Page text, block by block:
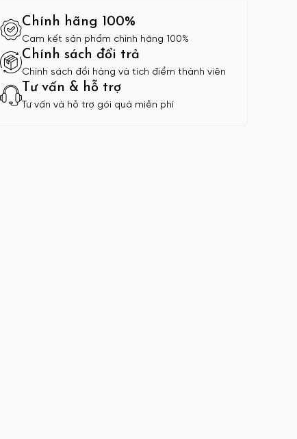
Chính hãng 100%
Cam kết sản phẩm chính hãng 100%
Chính sách đổi trả
Chính sách đổi hàng và tích điểm thành viên
Tư vấn & hỗ trợ
Tư vấn và hỗ trợ gói quà miễn phí